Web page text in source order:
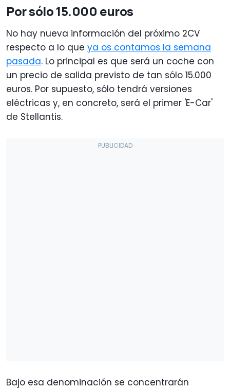
Por sólo 15.000 euros
No hay nueva información del próximo 2CV
respecto a lo que ya os contamos la semana
pasada. Lo principal es que será un coche con
un precio de salida previsto de tan sólo 15.000
euros. Por supuesto, sólo tendrá versiones
eléctricas y, en concreto, será el primer 'E-Car'
de Stellantis.
Bajo esa denominación se concentrarán